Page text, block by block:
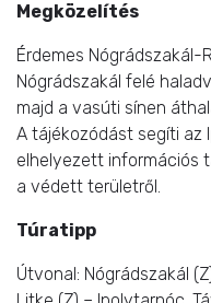
Megközelítés
Érdemes Nógrádszakál-
Nógrádszakál felé
majd a vasúti sínen
A tájékozódást segíti az
elhelyezett információs
a védett területről.
Túratipp
Útvonal: Nógrádszakál